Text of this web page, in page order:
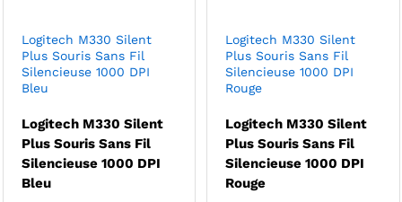
Logitech M330 Silent
Plus Souris Sans Fil
Silencieuse 1000 DPI
Bleu
Logitech M330 Silent
Plus Souris Sans Fil
Silencieuse 1000 DPI
Bleu
Logitech M330 Silent
Plus Souris Sans Fil
Silencieuse 1000 DPI
Rouge
Logitech M330 Silent
Plus Souris Sans Fil
Silencieuse 1000 DPI
Rouge